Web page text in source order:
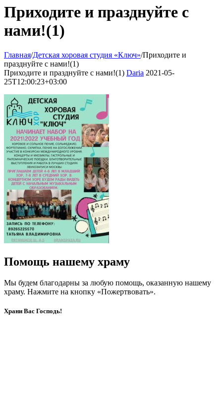
Приходите и празднуйте с
нами!(1)
Главная/Детская хоровая студия «Ключ»/Приходите и
празднуйте с нами!(1)
Приходите и празднуйте с нами!(1) Daria 2021-05-
25T12:00:23+03:00
Помощь нашему храму
Мы будем благодарны за любую помощь, оказанную нашему
храму. Нажмите на кнопку «Пожертвовать».
Храни Вас Господь!